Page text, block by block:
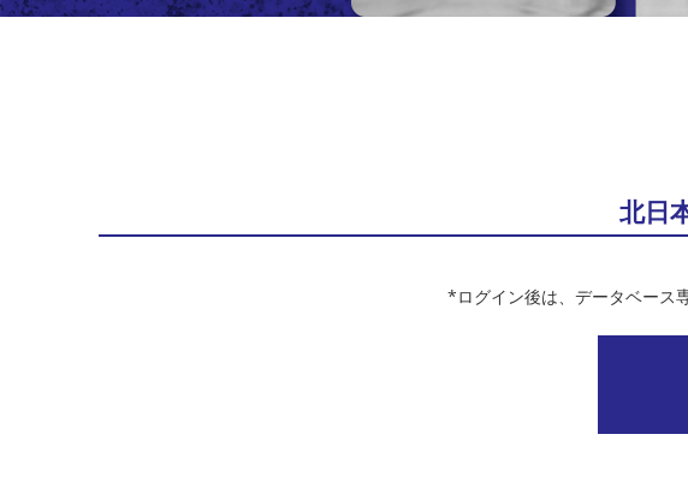
北日
*ログイン後は、データベー